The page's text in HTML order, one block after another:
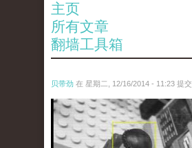
主页
所有文章
翻墙工具箱
贝带劲 在 星期二, 12/16/2014 - 11:23 提交
untitled.jpg